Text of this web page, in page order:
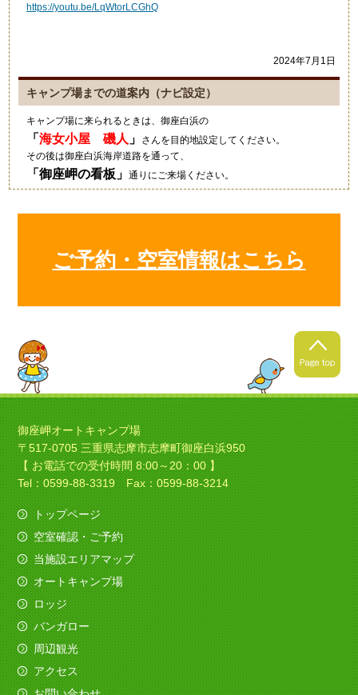
https://youtu.be/LqWtorLCGhQ
2024年7月1日
キャンプ場までの道案内（ナビ設定）
キャンプ場に来られるときは、御座白浜の
「 海女小屋 磯人 」
さんを目的地設定してください。
その後は御座白浜海岸道路を通って、
「 御座岬の看板 」 通りにご来場ください。
狼のイラストの入ったワンポ
2021年4月24日
春キャンプの季節ですね！
暖かくなってきましたね！春
キャンプにいい季節ですね！
2021年4月4日
ソロキャンプの季節ですね！
今日は素敵なバイクのお客様がみえました、寒さ
も吹き飛ばしてくれました。
（すべてを赤色でコーディネイト！いいですね
～）
2020年12月11日
ご予約・空室情報はこちら
御座岬オートキャンプ場
〒517-0705 三重県志摩市志摩町御座白浜950
【 お電話での受付時間 8:00～20：00 】
Tel：0599-88-3319 Fax：0599-88-3214
トップページ
空室確認・ご予約
当施設エリアマップ
オートキャンプ場
ロッジ
バンガロー
周辺観光
アクセス